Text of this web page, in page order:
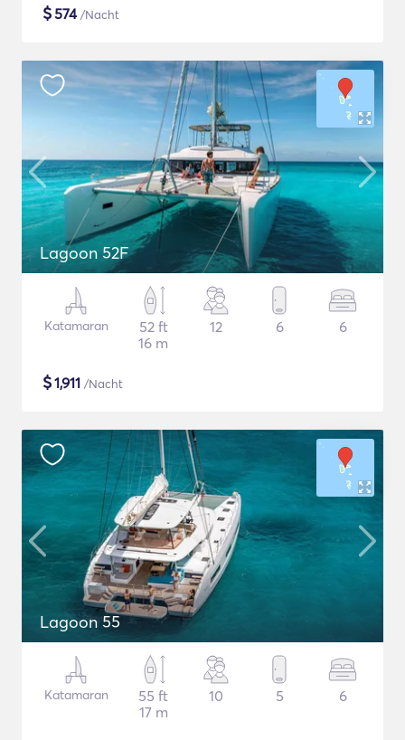
$574/Nacht
Lagoon 52F
Katamaran
52 ft
16 m
12 6 6
$1,911 /Nacht
Lagoon 55
Katamaran
55 ft
17 m
10 5 6